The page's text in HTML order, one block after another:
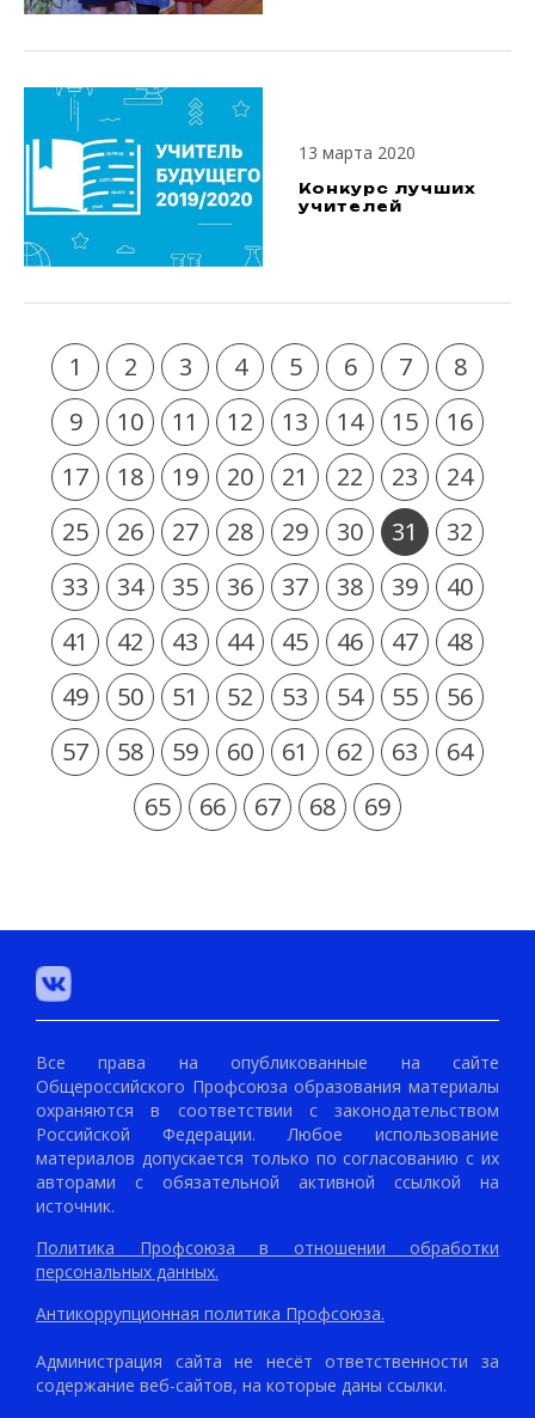
13 марта 2020
Конкурс лучших
учителей
1 2 3 4 5 6 7
8
9
10 11 12 13 14 15
16
17
18 19 20 21 22 23
24
25
26 27 28 29 30 31
32
33
34 35 36 37 38 39
40
41
42 43 44 45 46 47
48
49
50 51 52 53 54 55
56
57
58 59 60 61 62 63
64
65
66 67 68 69
Все права на опубликованные на сайте
Общероссийского Профсоюза образования материалы
охраняются в соответствии с законодательством
Российской Федерации. Любое использование
материалов допускается только по согласованию с их
авторами с обязательной активной ссылкой на
источник.
Политика Профсоюза в отношении обработки
персональных данных.
Антикоррупционная политика Профсоюза.
Администрация сайта не несёт ответственности за
содержание веб-сайтов, на которые даны ссылки.